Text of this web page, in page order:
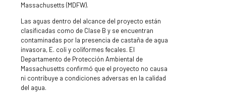
Massachusetts (MDFW).
Las aguas dentro del alcance del proyecto están
clasificadas como de Clase B y se encuentran
contaminadas por la presencia de castaña de agua
invasora, E. coli y coliformes fecales. El
Departamento de Protección Ambiental de
Massachusetts confirmó que el proyecto no causa
ni contribuye a condiciones adversas en la calidad
del agua.